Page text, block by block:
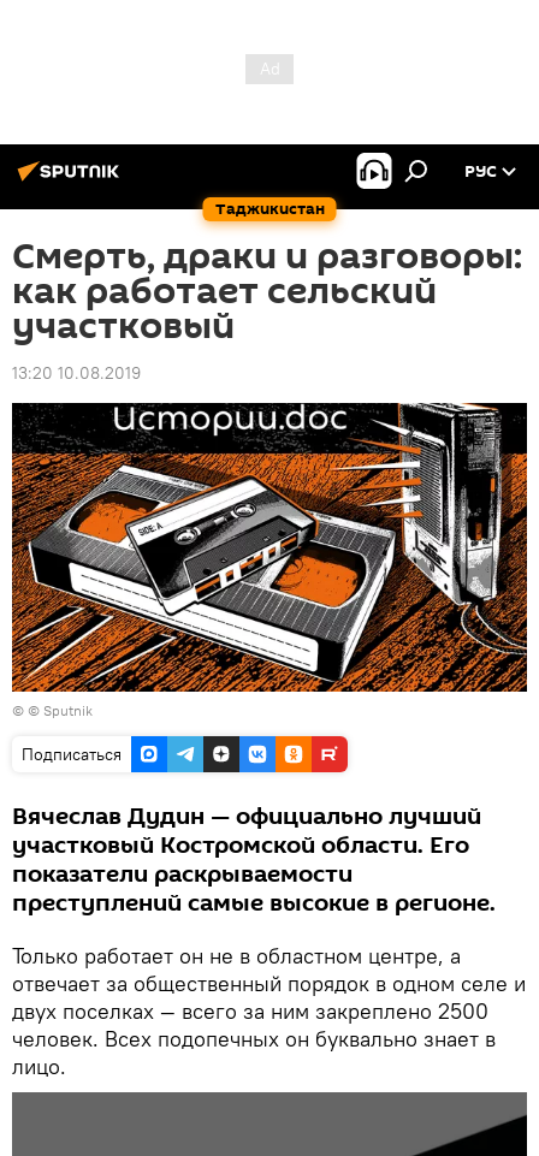
Таджикистан
РУС
Смерть, драки и разговоры:
как работает сельский
участковый
13:20 10.08.2019
© © Sputnik
Подписаться
Вячеслав Дудин — официально лучший
участковый Костромской области. Его
показатели раскрываемости
преступлений самые высокие в регионе.
Только работает он не в областном центре, а
отвечает за общественный порядок в одном селе и
двух поселках — всего за ним закреплено 2500
человек. Всех подопечных он буквально знает в
лицо.